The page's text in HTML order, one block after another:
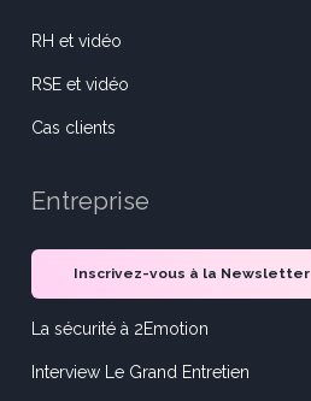
RH et vidéo
RSE et vidéo
Cas clients
Entreprise
Inscrivez-vous à la Newsletter
La sécurité à 2Emotion
Interview Le Grand Entretien